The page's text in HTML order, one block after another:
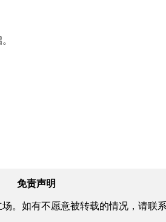
免责声明
。如有不愿意被转载的情况，请联系